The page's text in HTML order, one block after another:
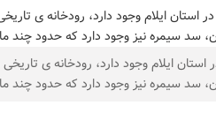
ایلام وجود دارد، رودخانه ی تاریخی
سد سیمره نیز وجود دارد که حدود